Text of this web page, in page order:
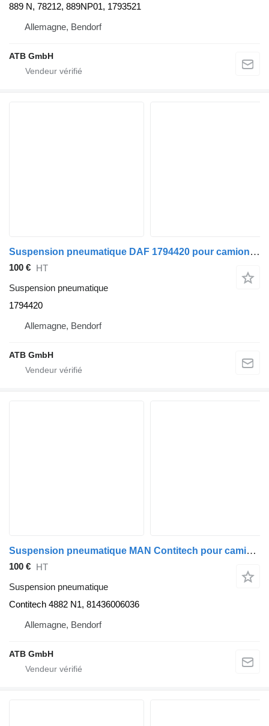
889 N, 78212, 889NP01, 1793521
Allemagne, Bendorf
ATB GmbH
Suspension pneumatique DAF 1794420 pour camion DAF XF105
100 € HT
Suspension pneumatique
1794420
Allemagne, Bendorf
ATB GmbH
Suspension pneumatique MAN Contitech pour camion MAN TGL
100 € HT
Suspension pneumatique
Contitech 4882 N1, 81436006036
Allemagne, Bendorf
ATB GmbH